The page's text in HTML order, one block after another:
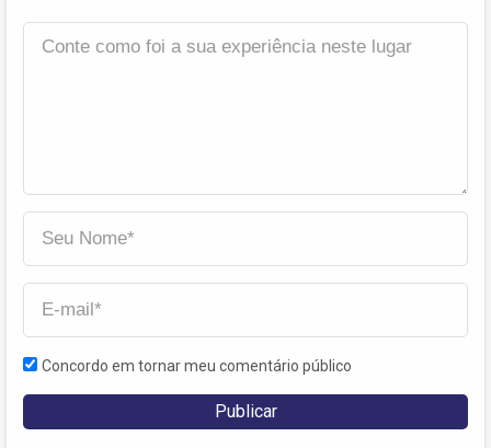
Concordo em tornar meu comentário público